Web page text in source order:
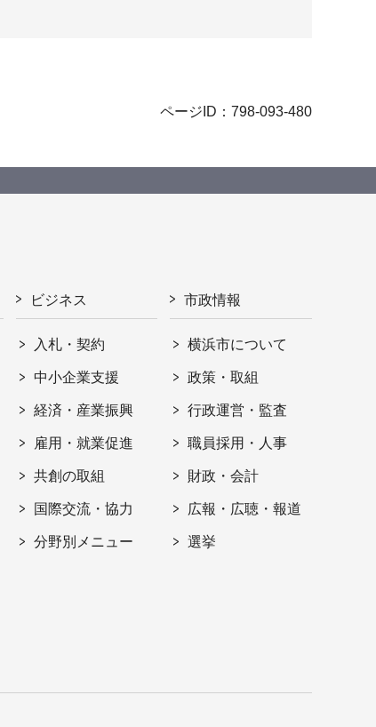
ページID：798-093-480
ビジネス
入札・契約
中小企業支援
経済・産業振興
雇用・就業促進
共創の取組
国際交流・協力
分野別メニュー
市政情報
横浜市について
政策・取組
行政運営・監査
職員採用・人事
財政・会計
広報・広聴・報道
選挙